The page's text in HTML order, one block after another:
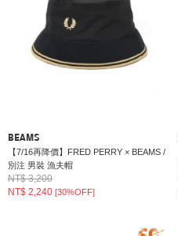
BEAMS
【7/16再降價】FRED PERRY × BEAMS /
別注 男裝 漁夫帽
NT$ 3,200
NT$ 2,240 [30%OFF]